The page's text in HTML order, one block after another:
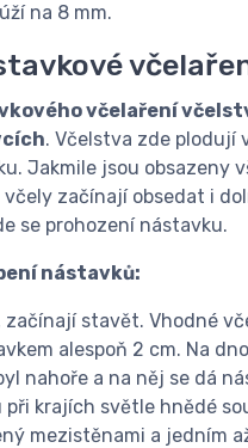
na 8 mm.
včelaření
. Včelstva zde plodují
Jakmile jsou obsazeny
začínají obsedat i
se prohození nástavku.
nástavků:
začínají stavět. Vhodné
alespoň 2 cm. Na
nahoře a na něj se dá
při krajích světle hnědé
mezistěnami a jedním